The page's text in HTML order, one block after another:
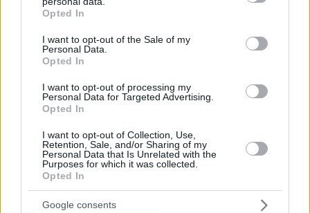
grant or deny consent to Google and its third-party tags to
use your data for below specified purposes in below Google
consent section.
Opted In
I want to opt-out of the Sale of my
Personal Data.
Opted In
I want to opt-out of processing my
Personal Data for Targeted Advertising.
Opted In
I want to opt-out of Collection, Use,
Retention, Sale, and/or Sharing of my
Personal Data that Is Unrelated with the
Purposes for which it was collected.
Opted In
Google consents
ΧΡΙΣΤΙΝΑ
15.05.2025, 14:28
ΟΧΙ ΑΠΛΑ ΔΗΜΟΣΙΟ.... ΣΤΗΝ ΑΣΤΥΝΟΜΙΑ .....
ΑΠΑΝΤΗΣΗ
ΦΟΡΤΩΣΗ ΠΕΡΙΣΣΟΤΕΡΩΝ ΣΧΟΛΙΩΝ
ΠΡΟΣΘΗΚΗ ΣΧΟΛΙΟΥ